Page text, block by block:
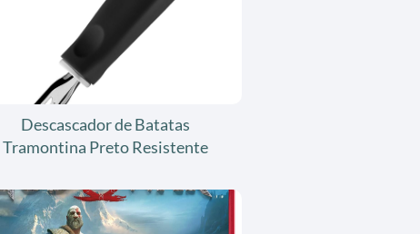
Descascador de Batatas
Tramontina Preto Resistente